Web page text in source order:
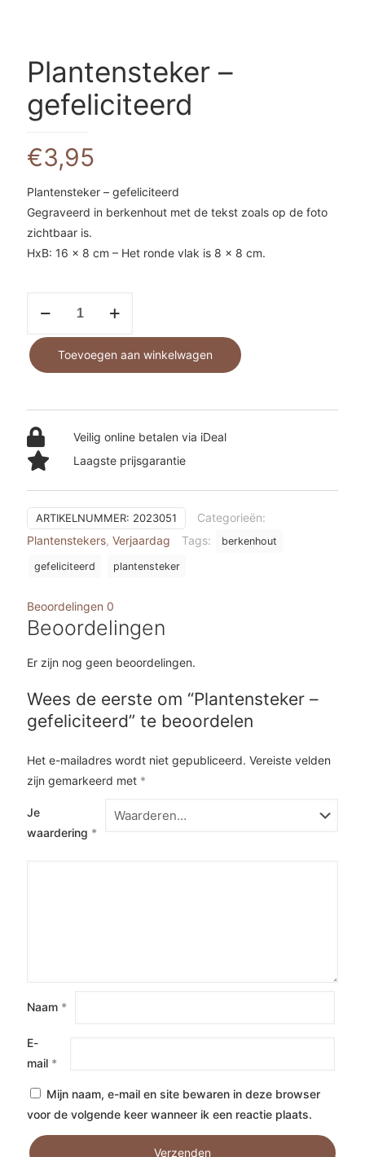
Plantensteker –
gefeliciteerd
€3,95
Plantensteker – gefeliciteerd
Gegraveerd in berkenhout met de tekst zoals op de foto
zichtbaar is.
HxB: 16 x 8 cm – Het ronde vlak is 8 x 8 cm.
gefeliciteerd
aantal
Toevoegen aan winkelwagen
Veilig online betalen via iDeal
Laagste prijsgarantie
ARTIKELNUMMER: 2023051
Categorieën:
Plantenstekers, Verjaardag Tags: berkenhout
gefeliciteerd plantensteker
Beoordelingen 0
Beoordelingen
Er zijn nog geen beoordelingen.
Wees de eerste om “Plantensteker –
gefeliciteerd” te beoordelen
Het e-mailadres wordt niet gepubliceerd. Vereiste velden
zijn gemarkeerd met *
Je
waardering *
Naam *
E-
mail *
Mijn naam, e-mail en site bewaren in deze browser
voor de volgende keer wanneer ik een reactie plaats.